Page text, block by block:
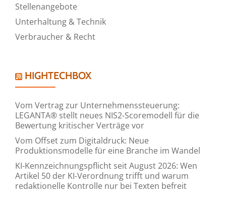
Stellenangebote
Unterhaltung & Technik
Verbraucher & Recht
HIGHTECHBOX
Vom Vertrag zur Unternehmenssteuerung:
LEGANTA® stellt neues NIS2-Scoremodell für die
Bewertung kritischer Verträge vor
Vom Offset zum Digitaldruck: Neue
Produktionsmodelle für eine Branche im Wandel
KI-Kennzeichnungspflicht seit August 2026: Wen
Artikel 50 der KI-Verordnung trifft und warum
redaktionelle Kontrolle nur bei Texten befreit